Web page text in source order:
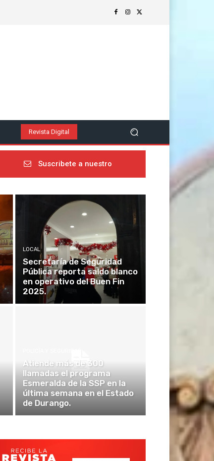
Revista Digital
Suscribete a nuestro
LOCAL
Secretaría de Seguridad
Pública reporta saldo blanco
en operativo del Buen Fin
2025.
Atiende más de 300
llamadas el programa
Esmeralda de la SSP en la
última semana en el Estado
de Durango.